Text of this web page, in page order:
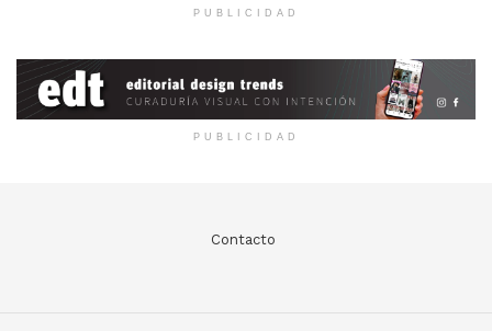
PUBLICIDAD
PUBLICIDAD
Contacto